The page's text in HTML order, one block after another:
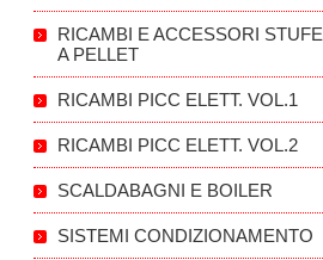
RICAMBI E ACCESSORI STUFE
A PELLET
RICAMBI PICC ELETT. VOL.1
RICAMBI PICC ELETT. VOL.2
SCALDABAGNI E BOILER
SISTEMI CONDIZIONAMENTO